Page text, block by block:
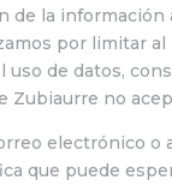
de la
por limitar
de datos,
Zubiaurre no
electrónico o
que puede